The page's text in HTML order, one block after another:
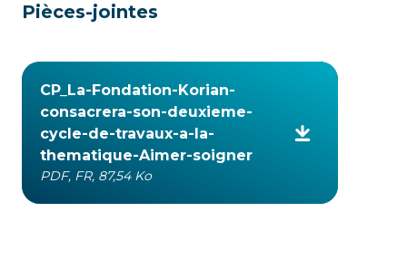
Pièces-jointes
CP_La-Fondation-Korian-
consacrera-son-deuxieme-
cycle-de-travaux-a-la-
thematique-Aimer-soigner
PDF, FR, 87,54 Ko